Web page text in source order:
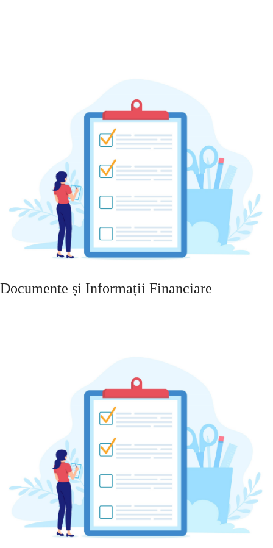
Documente și Informații Financiare